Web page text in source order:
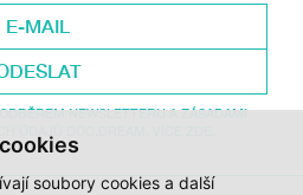
soubory cookies a další
NEWSLETTERU A ZÁSADAMI